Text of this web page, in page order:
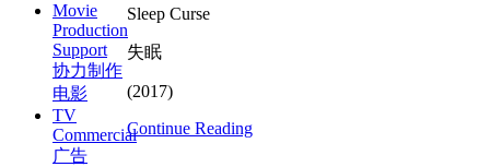
Sleep Curse
失眠
(2017)
Continue Reading
Movie
Production
Support
协力制作
电影
TV
Commercial
广告